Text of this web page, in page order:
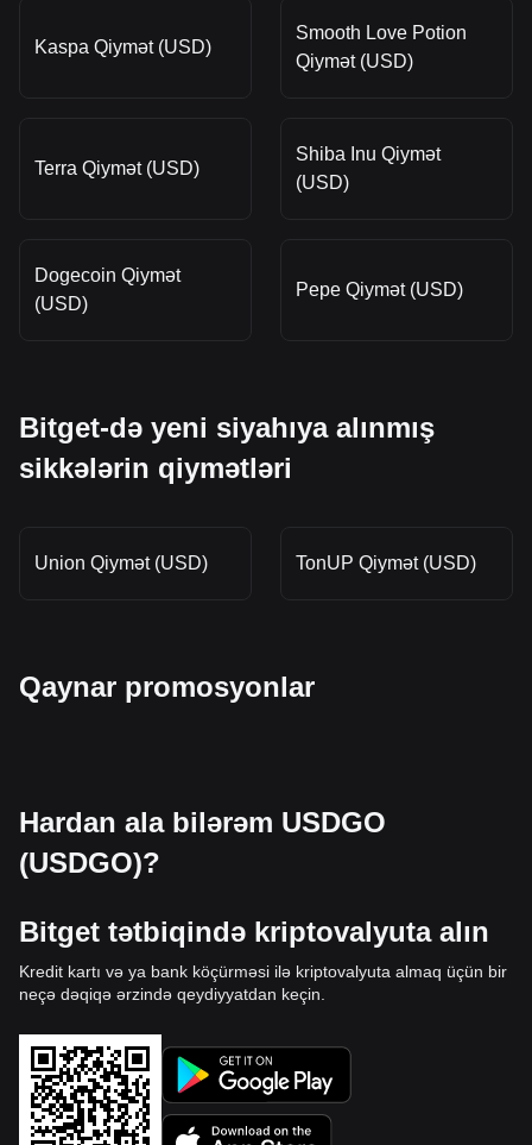
Kaspa Qiymət (USD)
Smooth Love Potion
Qiymət (USD)
Terra Qiymət (USD)
Shiba Inu Qiymət
(USD)
Dogecoin Qiymət
(USD)
Pepe Qiymət (USD)
Bitget-də yeni siyahıya alınmış
sikkələrin qiymətləri
Union Qiymət (USD) TonUP Qiymət (USD)
Qaynar promosyonlar
Hardan ala bilərəm USDGO
(USDGO)?
Bitget tətbiqində kriptovalyuta alın
Kredit kartı və ya bank köçürməsi ilə kriptovalyuta almaq üçün bir
neçə dəqiqə ərzində qeydiyyatdan keçin.